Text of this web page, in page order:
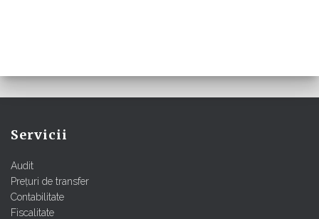
Servicii
Audit
Prețuri de transfer
Contabilitate
Fiscalitate